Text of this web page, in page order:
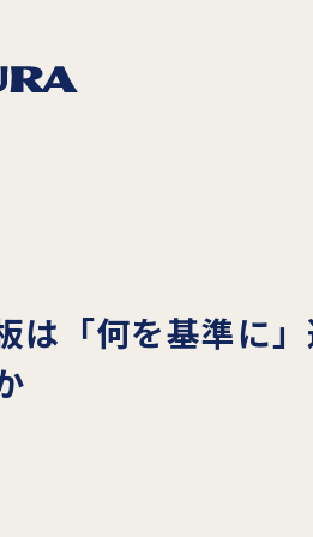
は「何を基準に